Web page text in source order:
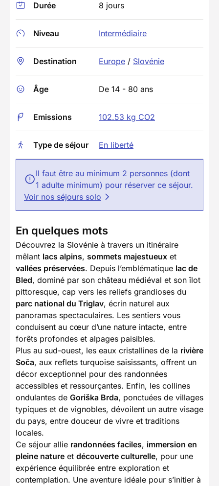
Durée 8 jours
Niveau Intermédiaire
Destination Europe / Slovénie
Âge De 14 - 80 ans
Emissions 102.53 kg CO2
Type de séjour En liberté
Il faut être au minimum 2 personnes (dont
1 adulte minimum) pour réserver ce séjour.
Voir nos séjours solo
En quelques mots
Découvrez la Slovénie à travers un itinéraire
mêlant lacs alpins, sommets majestueux et
vallées préservées. Depuis l’emblématique lac de
Bled, dominé par son château médiéval et son îlot
pittoresque, cap vers les reliefs grandioses du
parc national du Triglav, écrin naturel aux
panoramas spectaculaires. Les sentiers vous
conduisent au cœur d’une nature intacte, entre
forêts profondes et alpages paisibles.
Plus au sud-ouest, les eaux cristallines de la rivière
Soča, aux reflets turquoise saisissants, offrent un
décor exceptionnel pour des randonnées
accessibles et ressourçantes. Enfin, les collines
ondulantes de Goriška Brda, ponctuées de villages
typiques et de vignobles, dévoilent un autre visage
du pays, entre douceur de vivre et traditions
locales.
Ce séjour allie randonnées faciles, immersion en
pleine nature et découverte culturelle, pour une
expérience équilibrée entre exploration et
contemplation. Une aventure idéale pour s’initier à